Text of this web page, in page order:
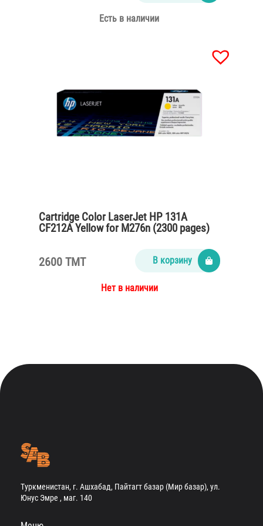
Есть в наличии
Cartridge Color LaserJet HP 131A
CF212A Yellow for M276n (2300 pages)
2600 TMT В корзину
Нет в наличии
Туркменистан, г. Ашхабад, Пайтагт базар (Мир базар), ул.
Юнус Эмре , маг. 140